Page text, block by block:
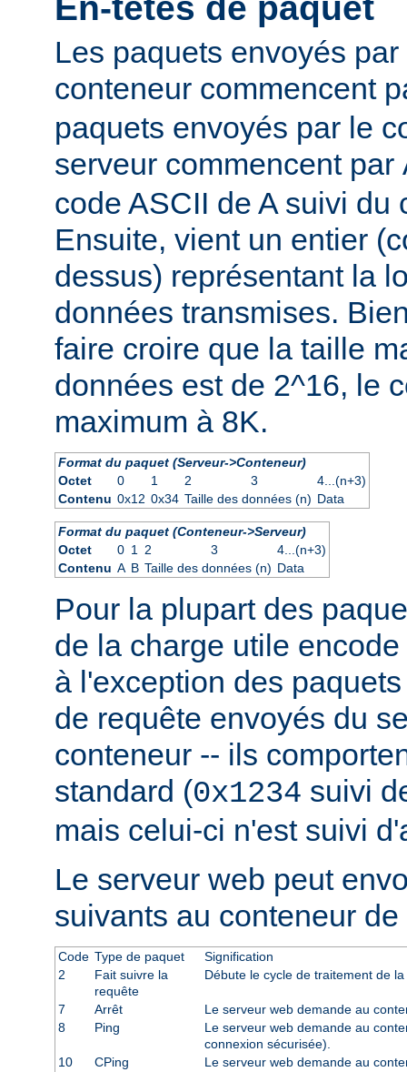
Les paquets envoyés
conteneur commencent
paquets envoyés par le
serveur commencent par
code ASCII de A suivi du
Ensuite, vient un entier
dessus) représentant la
données transmises.
faire croire que la taille
données est de 2^16, le
maximum à 8K.
Format du paquet (Serveur->Conteneur)
Octet
0 1 2 3
4...(n+3)
Contenu 0x12 0x34 Taille des données (n) Data
Format du paquet (Conteneur->Serveur)
Octet
0 1 2 3
4...(n+3)
Contenu A B Taille des données (n) Data
Pour la plupart des
de la charge utile
à l'exception des
de requête envoyés du
conteneur -- ils
standard (0x1234 suivi
mais celui-ci n'est suivi
Le serveur web peut
suivants au conteneur
Code Type de paquet
Signification
2
Fait suivre la
requête
Débute le cycle de traitement de
7 Arrêt
Le serveur web demande au
8
Ping
Le serveur web demande au
connexion sécurisée).
10
CPing
Le serveur web demande au